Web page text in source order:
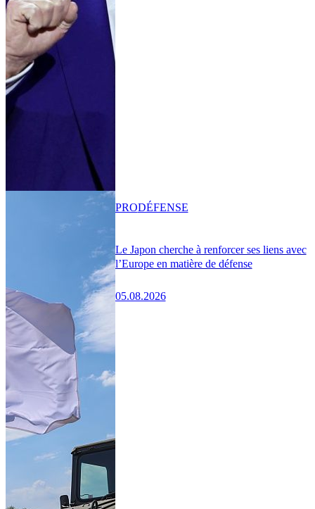
Le Japon cherche à renforcer ses liens avec
l’Europe en matière de défense
05.08.2026
PRODÉFENSE